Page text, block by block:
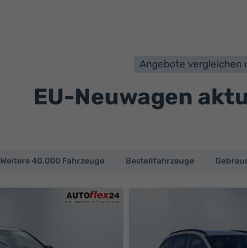
Angebote vergleichen
EU-Neuwagen
Weitere 40.000 Fahrzeuge Bestellfahrzeuge